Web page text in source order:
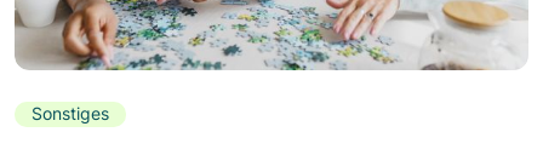
Sonstiges